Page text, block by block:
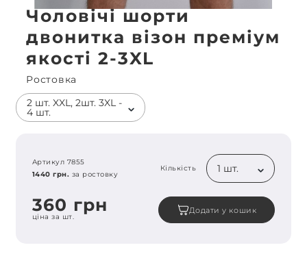
Чоловічі шорти
двонитка візон преміум
якості 2-3XL
Ростовка
2 шт. XXL, 2шт. 3XL -
4 шт.
Артикул 7855
1440 грн. за ростовку
Кількість 1 шт.
360 грн
ціна за шт.
Додати у кошик